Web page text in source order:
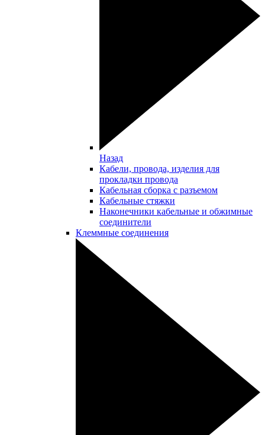
Назад
Кабели, провода, изделия для
прокладки провода
Кабельная сборка с разъемом
Кабельные стяжки
Наконечники кабельные и обжимные
соединители
Клеммные соединения